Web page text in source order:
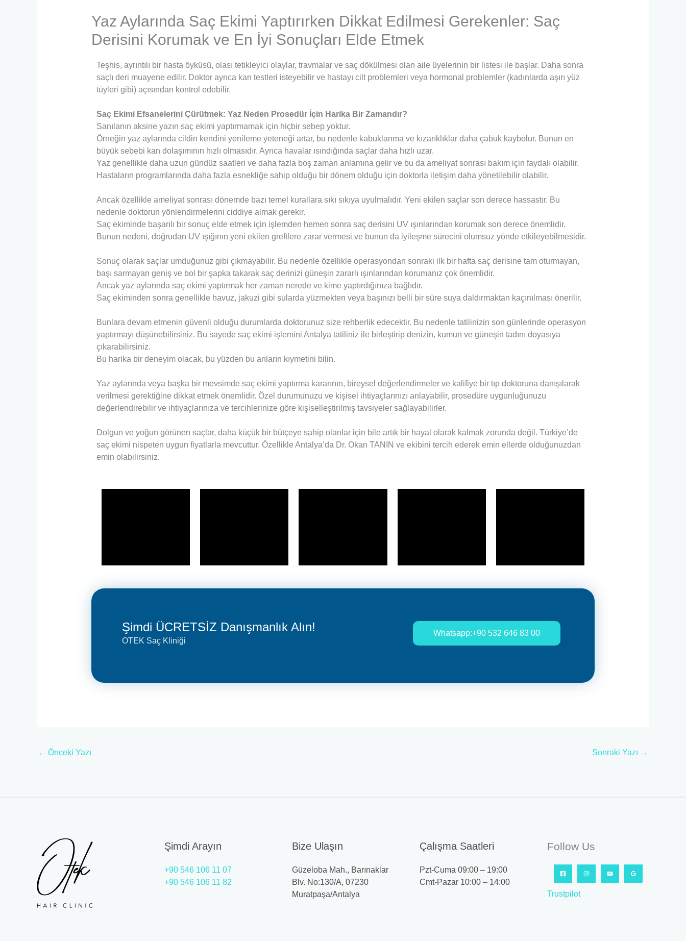
Yaz Aylarında Saç Ekimi Yaptırırken Dikkat Edilmesi Gerekenler: Saç
Derisini Korumak ve En İyi Sonuçları Elde Etmek
Teşhis, ayrıntılı bir hasta öyküsü, olası tetikleyici olaylar, travmalar ve saç dökülmesi olan aile üyelerinin bir listesi ile başlar. Daha sonra
saçlı deri muayene edilir. Doktor ayrıca kan testleri isteyebilir ve hastayı cilt problemleri veya hormonal problemler (kadınlarda aşırı yüz
tüyleri gibi) açısından kontrol edebilir.
Saç Ekimi Efsanelerini Çürütmek: Yaz Neden Prosedür İçin Harika Bir Zamandır?
Sanılanın aksine yazın saç ekimi yaptırmamak için hiçbir sebep yoktur.
Örneğin yaz aylarında cildin kendini yenileme yeteneği artar, bu nedenle kabuklanma ve kızarıklıklar daha çabuk kaybolur. Bunun en
büyük sebebi kan dolaşımının hızlı olmasıdır. Ayrıca havalar ısındığında saçlar daha hızlı uzar.
Yaz genellikle daha uzun gündüz saatleri ve daha fazla boş zaman anlamına gelir ve bu da ameliyat sonrası bakım için faydalı olabilir.
Hastaların programlarında daha fazla esnekliğe sahip olduğu bir dönem olduğu için doktorla iletişim daha yönetilebilir olabilir.
Ancak özellikle ameliyat sonrası dönemde bazı temel kurallara sıkı sıkıya uyulmalıdır. Yeni ekilen saçlar son derece hassastır. Bu
nedenle doktorun yönlendirmelerini ciddiye almak gerekir.
Saç ekiminde başarılı bir sonuç elde etmek için işlemden hemen sonra saç derisini UV ışınlarından korumak son derece önemlidir.
Bunun nedeni, doğrudan UV ışığının yeni ekilen greftlere zarar vermesi ve bunun da iyileşme sürecini olumsuz yönde etkileyebilmesidir.
Sonuç olarak saçlar umduğunuz gibi çıkmayabilir. Bu nedenle özellikle operasyondan sonraki ilk bir hafta saç derisine tam oturmayan,
başı sarmayan geniş ve bol bir şapka takarak saç derinizi güneşin zararlı ışınlarından korumanız çok önemlidir.
Ancak yaz aylarında saç ekimi yaptırmak her zaman nerede ve kime yaptırdığınıza bağlıdır.
Saç ekiminden sonra genellikle havuz, jakuzi gibi sularda yüzmekten veya başınızı belli bir süre suya daldırmaktan kaçınılması önerilir.
Bunlara devam etmenin güvenli olduğu durumlarda doktorunuz size rehberlik edecektir. Bu nedenle tatilinizin son günlerinde operasyon
yaptırmayı düşünebilirsiniz. Bu sayede saç ekimi işlemini Antalya tatiliniz ile birleştirip denizin, kumun ve güneşin tadını doyasıya
çıkarabilirsiniz.
Bu harika bir deneyim olacak, bu yüzden bu anların kıymetini bilin.
Yaz aylarında veya başka bir mevsimde saç ekimi yaptırma kararının, bireysel değerlendirmeler ve kalifiye bir tıp doktoruna danışılarak
verilmesi gerektiğine dikkat etmek önemlidir. Özel durumunuzu ve kişisel ihtiyaçlarınızı anlayabilir, prosedüre uygunluğunuzu
değerlendirebilir ve ihtiyaçlarınıza ve tercihlerinize göre kişiselleştirilmiş tavsiyeler sağlayabilirler.
Dolgun ve yoğun görünen saçlar, daha küçük bir bütçeye sahip olanlar için bile artık bir hayal olarak kalmak zorunda değil. Türkiye’de
saç ekimi nispeten uygun fiyatlarla mevcuttur. Özellikle Antalya’da Dr. Okan TANIN ve ekibini tercih ederek emin ellerde olduğunuzdan
emin olabilirsiniz.
Şimdi ÜCRETSİZ Danışmanlık Alın!
OTEK Saç Kliniği
Whatsapp:+90 532 646 83 00
← Önceki Yazı Sonraki Yazı →
Şimdi Arayın
+90 546 106 11 07
+90 546 106 11 82
Bize Ulaşın
Güzeloba Mah., Barınaklar
Blv. No:130/A, 07230
Muratpaşa/Antalya
Çalışma Saatleri
Pzt-Cuma 09:00 – 19:00
Cmt-Pazar 10:00 – 14:00
Follow Us
Trustpilot